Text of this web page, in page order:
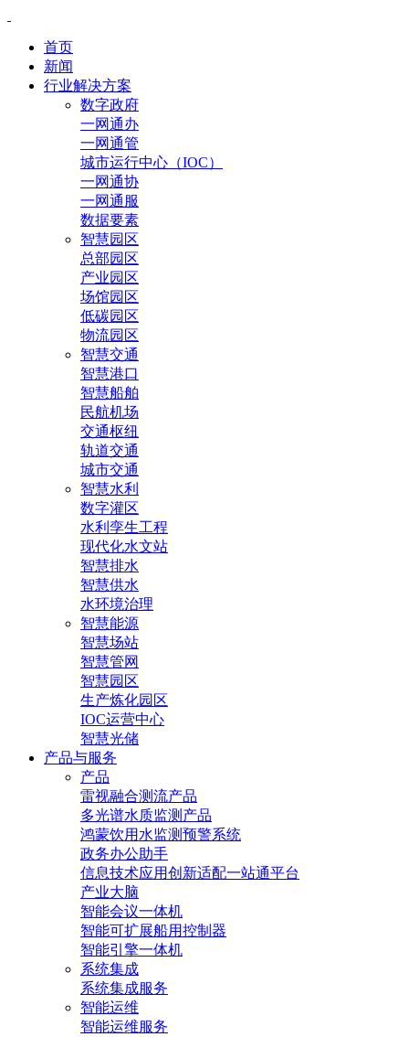
首页
新闻
行业解决方案
数字政府
一网通办
一网通管
城市运行中心（IOC）
一网通协
一网通服
数据要素
智慧园区
总部园区
产业园区
场馆园区
低碳园区
物流园区
智慧交通
智慧港口
智慧船舶
民航机场
交通枢纽
轨道交通
城市交通
智慧水利
数字灌区
水利孪生工程
现代化水文站
智慧排水
智慧供水
水环境治理
智慧能源
智慧场站
智慧管网
智慧园区
生产炼化园区
IOC运营中心
智慧光储
产品与服务
产品
雷视融合测流产品
多光谱水质监测产品
鸿蒙饮用水监测预警系统
政务办公助手
信息技术应用创新适配一站通平台
产业大脑
智能会议一体机
智能可扩展船用控制器
智能引擎一体机
系统集成
系统集成服务
智能运维
智能运维服务